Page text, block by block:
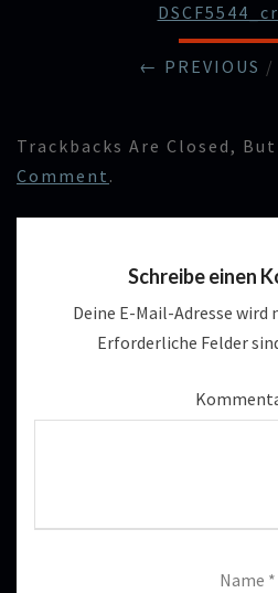
← PREVIOUS /
Trackbacks Are Closed, But
Comment .
Schreibe einen
Deine E-Mail-Adresse
Erforderliche Felder
Name *